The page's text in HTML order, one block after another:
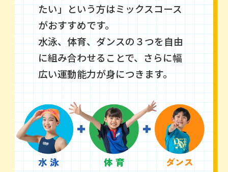
たい」という方はミックスコース
がおすすめです。
水泳、体育、ダンスの３つを自由
に組み合わせることで、さらに幅
広い運動能力が身につきます。